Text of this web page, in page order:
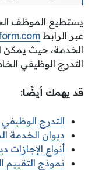
يستطيع الموظف
عبر الرابط
الخدمة، حيث يمكن
التدرج الوظيفي
قد يهمك أيضًا:
التدرج
ديوان الخدمة
أنواع الإجازات
نموذج التقييم